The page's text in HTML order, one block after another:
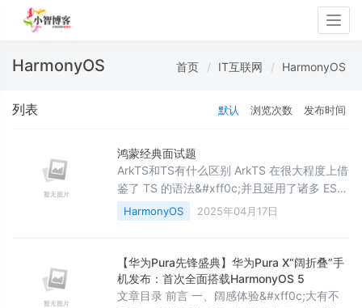
HarmonyOS 首页 IT互联网 HarmonyOS
列表 默认 浏览次数 发布时间
鸿蒙经典面试题
ArkTS和TS有什么区别 ArkTS 在很大程度上借
鉴了 TS 的语法&#xff0c;并且延用了诸多 ES6
的方法和属性。像常用的
Object.keys&#xff0c;还有字符串以及数组相
有着更为严苛的规范: a. 在动态类型方面
&#xff0c;它几乎进行了全面禁止。例如解构赋
值在 ArkTS 中是被禁用的&#xff1b; b. 延
HarmonyOS 2025年04月17日
【华为Pura先锋盛典】华为Pura X“阔折叠”手
机发布：首次全面搭载HarmonyOS 5
文章目录 前言 一、阔感体验&#xff0c;大有不